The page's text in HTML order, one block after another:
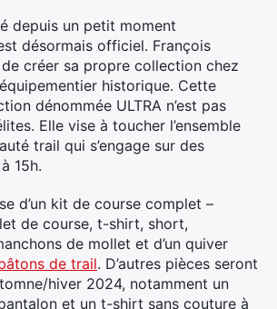
depuis un petit moment
désormais officiel. François
de créer sa propre collection chez
historique. Cette
dénommée ULTRA n’est pas
Elle vise à toucher l’ensemble
trail qui s’engage sur des
15h.
d’un kit de course complet –
de course, t-shirt, short,
de mollet et d’un quiver
de trail. D’autres pièces seront
hiver 2024, notamment un
et un t-shirt sans couture à